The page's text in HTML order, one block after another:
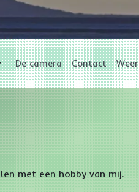
De camera Contact Weer
met een hobby van mij.